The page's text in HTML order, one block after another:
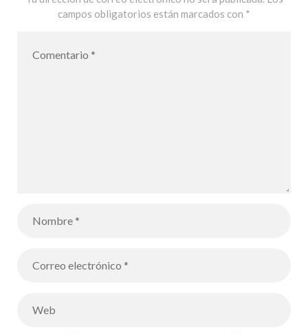
vacaciones de
campos obligatorios están marcados con *